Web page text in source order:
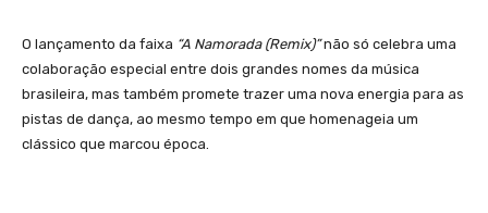
O lançamento da faixa “A Namorada (Remix)”não só celebra uma
colaboração especial entre dois grandes nomes da música
brasileira, mas também promete trazer uma nova energia para as
pistas de dança, ao mesmo tempo em que homenageia um
clássico que marcou época.